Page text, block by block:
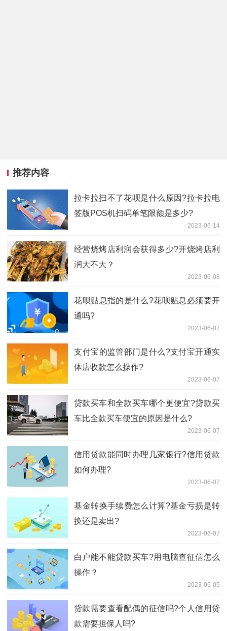
推荐内容
拉卡拉扫不了花呗是什么原因?拉卡拉电
签版POS机扫码单笔限额是多少?
2023-06-14
经营烧烤店利润会获得多少?开烧烤店利
润大不大？
2023-06-08
​花呗贴息指的是什么?花呗贴息必须要开
通吗?
2023-06-07
​支付宝的监管部门是什么?支付宝开通实
体店收款怎么操作?
2023-06-07
贷款买车和全款买车哪个更便宜?贷款买
车比全款买车便宜的原因是什么?
2023-06-07
信用贷款能同时办理几家银行?信用贷款
如何办理?
2023-06-07
​基金转换手续费怎么计算?基金亏损是转
换还是卖出?
2023-06-07
白户能不能贷款买车?用电脑查征信怎么
操作？
2023-06-05
贷款需要查看配偶的征信吗?个人信用贷
款需要担保人吗?